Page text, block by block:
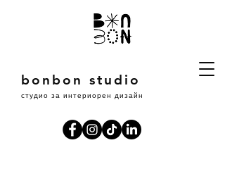
bonbon studio
студио за интериорен дизайн